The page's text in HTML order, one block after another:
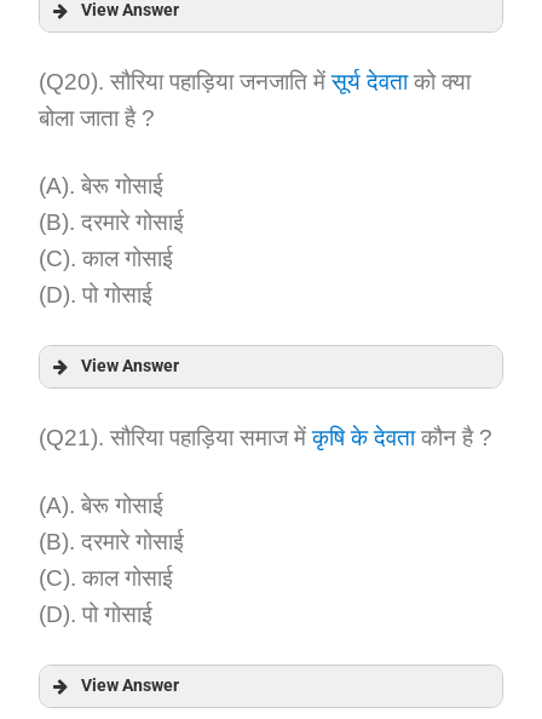
View Answer
Answer:
(Q20). सौरिया पहाड़िया जनजाति मेंसूर्य देवताको क्या
बोला जाता है ?
(A). बेरू गोसाई
(B). दरमारे गोसाई
(C). काल गोसाई
(D). पो गोसाई
View Answer
Answer:
Explanation:
(Q21). सौरिया पहाड़िया समाज मेंकृषि के देवताकौन है ?
(A). बेरू गोसाई
(B). दरमारे गोसाई
(C). काल गोसाई
(D). पो गोसाई
View Answer